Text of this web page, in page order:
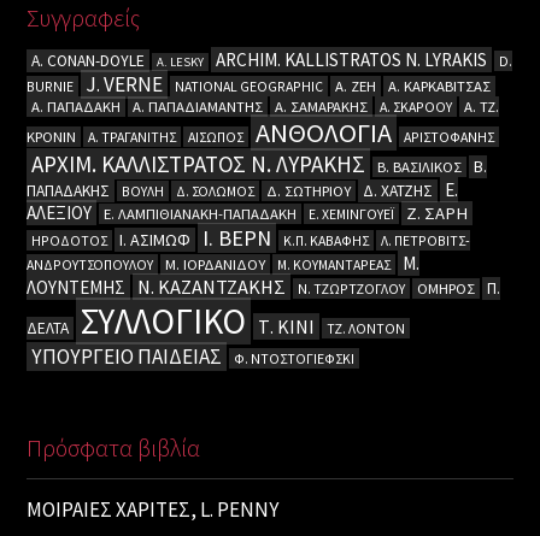
Συγγραφείς
A. CΟΝΑΝ-DOYLE A. LESKY ARCHIM. KALLISTRATOS N. LYRAKIS
D.
BURNIE
J. VERNE NATIONAL GEOGRAPHIC Α. ΖΕΗ
Α. ΚΑΡΚΑΒΙΤΣΑΣ
Α. ΠΑΠΑΔΑΚΗ
Α. ΠΑΠΑΔΙΑΜΑΝΤΗΣ Α. ΣΑΜΑΡΑΚΗΣ Α. ΣΚΑΡΟΟΥ
Α. ΤΖ.
ΚΡΟΝΙΝ
Α. ΤΡΑΓΑΝΙΤΗΣ ΑΙΣΩΠΟΣ ΑΝΘΟΛΟΓΙΑ ΑΡΙΣΤΟΦΑΝΗΣ
ΑΡΧΙΜ. ΚΑΛΛΙΣΤΡΑΤΟΣ Ν. ΛΥΡΑΚΗΣ Β. ΒΑΣΙΛΙΚΟΣ
Β.
ΠΑΠΑΔΑΚΗΣ
ΒΟΥΛΗ Δ. ΣΟΛΩΜΟΣ Δ. ΣΩΤΗΡΙΟΥ Δ. ΧΑΤΖΗΣ
Ε.
ΑΛΕΞΙΟΥ
Ε. ΛΑΜΠΙΘΙΑΝΑΚΗ-ΠΑΠΑΔΑΚΗ Ε. ΧΕΜΙΝΓΟΥΕΪ Ζ. ΣΑΡΗ
ΗΡΟΔΟΤΟΣ Ι. ΑΣΙΜΩΦ Ι. ΒΕΡΝ Κ.Π. ΚΑΒΑΦΗΣ
Λ. ΠΕΤΡΟΒΙΤΣ-
ΑΝΔΡΟΥΤΣΟΠΟΥΛΟΥ
Μ. ΙΟΡΔΑΝΙΔΟΥ Μ. ΚΟΥΜΑΝΤΑΡΕΑΣ
Μ.
ΛΟΥΝΤΕΜΗΣ
Ν. ΚΑΖΑΝΤΖΑΚΗΣ Ν. ΤΖΩΡΤΖΟΓΛΟΥ ΟΜΗΡΟΣ
Π.
ΔΕΛΤΑ
ΣΥΛΛΟΓΙΚΟ Τ. ΚΙΝΙ ΤΖ. ΛΟΝΤΟΝ
ΥΠΟΥΡΓΕΙΟ ΠΑΙΔΕΙΑΣ Φ. ΝΤΟΣΤΟΓΙΕΦΣΚΙ
Πρόσφατα βιβλία
ΜΟΙΡΑΙΕΣ ΧΑΡΙΤΕΣ, L. PENNY